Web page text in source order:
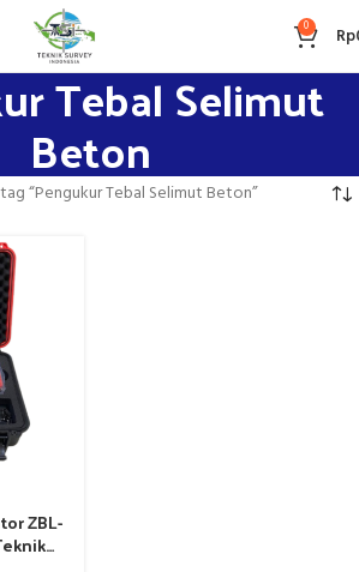
0 Rp
Tebal Selimut
Beton
“Pengukur Tebal Selimut Beton”
ZBL-